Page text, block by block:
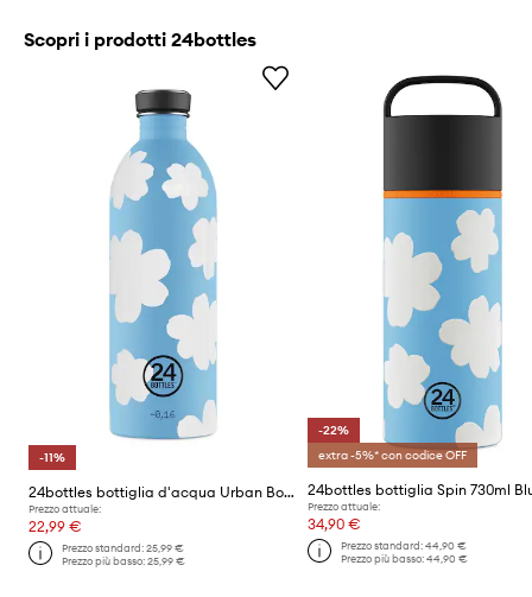
Scopri i prodotti 24bottles
-11%
24bottles bottiglia d'acqua Urban Bottle 1000ml Daydreaming
Prezzo attuale:
22,99 €
Prezzo standard:25,99 €
Prezzo più basso:25,99 €
-22%
extra -5%* con codice OFF
24bottles bottiglia Spin 730ml
Prezzo attuale:
34,90 €
Prezzo standard: 44,90 €
Prezzo più basso: 44,90 €